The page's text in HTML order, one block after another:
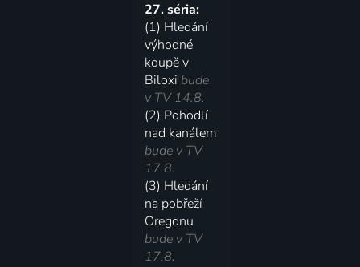
27. séria:
(1) Hledání
výhodné
koupě v
Biloxibude
v TV 14.8.
(2) Pohodlí
nad kanálem
bude v TV
17.8.
(3) Hledání
na pobřeží
Oregonu
bude v TV
17.8.